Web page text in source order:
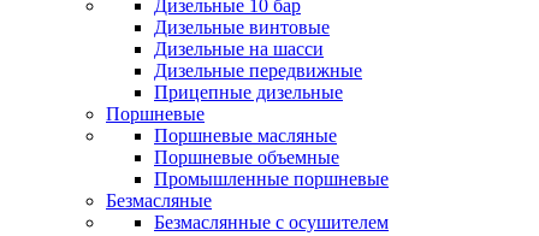
Дизельные 10 бар
Дизельные винтовые
Дизельные на шасси
Дизельные передвижные
Прицепные дизельные
Поршневые
Поршневые масляные
Поршневые объемные
Промышленные поршневые
Безмасляные
Безмаслянные с осушителем